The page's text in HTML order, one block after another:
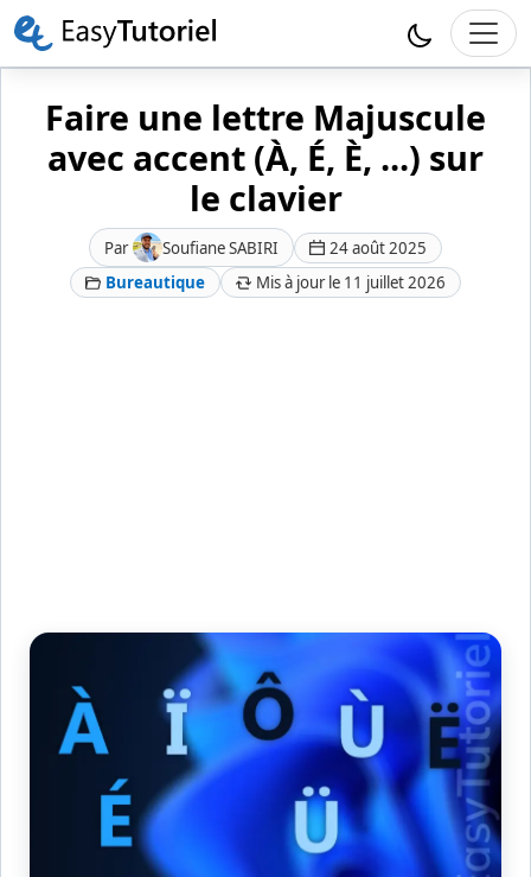
Faire une lettre Majuscule
avec accent (À, É, È, ...) sur
le clavier
Par Soufiane SABIRI
24 août 2025
Bureautique
Mis à jour le 11 juillet 2026